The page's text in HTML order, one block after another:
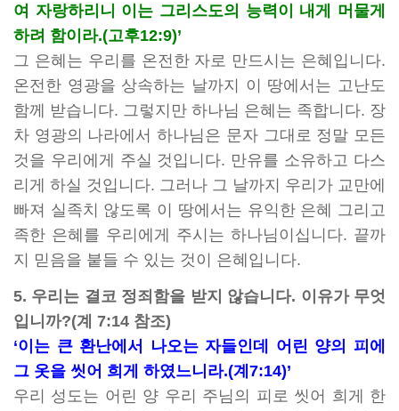
여 자랑하리니 이는 그리스도의 능력이 내게 머물게
하려 함이라.(고후12:9)’
그 은혜는 우리를 온전한 자로 만드시는 은혜입니다.
온전한 영광을 상속하는 날까지 이 땅에서는 고난도
함께 받습니다. 그렇지만 하나님 은혜는 족합니다. 장
차 영광의 나라에서 하나님은 문자 그대로 정말 모든
것을 우리에게 주실 것입니다. 만유를 소유하고 다스
리게 하실 것입니다. 그러나 그 날까지 우리가 교만에
빠져 실족치 않도록 이 땅에서는 유익한 은혜 그리고
족한 은혜를 우리에게 주시는 하나님이십니다. 끝까
지 믿음을 붙들 수 있는 것이 은혜입니다.
5. 우리는 결코 정죄함을 받지 않습니다. 이유가 무엇
입니까?(계 7:14 참조)
‘이는 큰 환난에서 나오는 자들인데 어린 양의 피에
그 옷을 씻어 희게 하였느니라.(계7:14)’
우리 성도는 어린 양 우리 주님의 피로 씻어 희게 한